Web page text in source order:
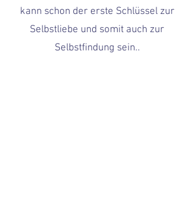
kann schon der erste Schlüssel zur
Selbstliebe und somit auch zur
Selbstfindung sein..